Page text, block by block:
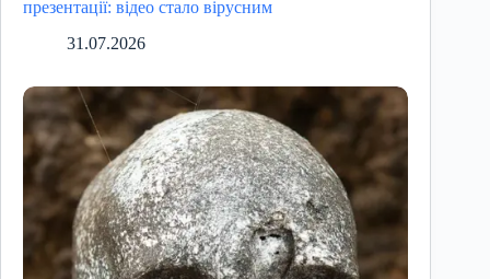
презентації: відео стало вірусним
31.07.2026